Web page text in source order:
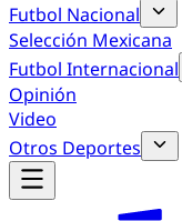
Futbol Nacional
Selección Mexicana
Futbol Internacional
Opinión
Video
Otros Deportes